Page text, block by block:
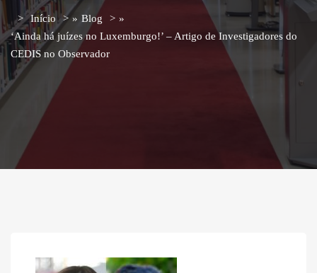
Início » Blog
»
‘Ainda há juízes no Luxemburgo!’ – Artigo de Investigadores do
CEDIS no Observador